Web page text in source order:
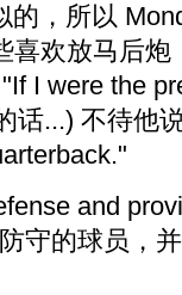
，所以
喜欢放马后
I were the
话...) 不待他
and
守的球员，